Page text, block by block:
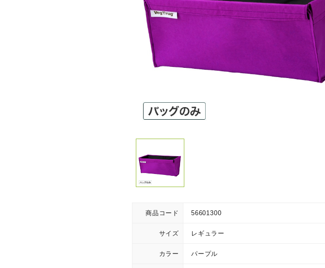
商品コード 56601300
サイズ レギュラー
カラー パープル